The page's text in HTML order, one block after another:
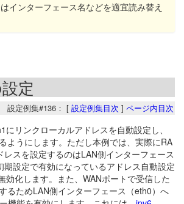
インターフェース名などを適宜読み替え
定
設定例集#136： [ 設定例集目次 ] ページ内目次
にリンクローカルアドレスを自動設定し、
ようにします。ただし本例では、実際にRA
レスを設定するのはLAN側インターフェース
期設定で有効になっているアドレス自動設定
効化します。また、WANポートで受信した
るためLAN側インターフェース（eth0）へ